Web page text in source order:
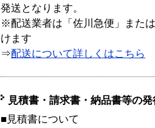
発送となります。
※配送業者は「佐川急便」また
けます
⇒配送について詳しくはこちら
見積書・請求書・納品書等の
■見積書について